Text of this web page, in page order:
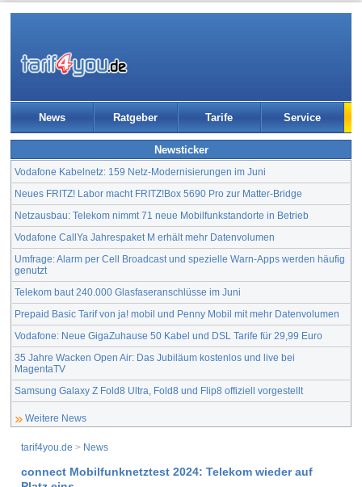
News Ratgeber Tarife Service
Newsticker
Vodafone Kabelnetz: 159 Netz-Modernisierungen im Juni
Neues FRITZ! Labor macht FRITZ!Box 5690 Pro zur Matter-Bridge
Netzausbau: Telekom nimmt 71 neue Mobilfunkstandorte in Betrieb
Vodafone CallYa Jahrespaket M erhält mehr Datenvolumen
Umfrage: Alarm per Cell Broadcast und spezielle Warn-Apps werden häufig
genutzt
Telekom baut 240.000 Glasfaseranschlüsse im Juni
Prepaid Basic Tarif von ja! mobil und Penny Mobil mit mehr Datenvolumen
Vodafone: Neue GigaZuhause 50 Kabel und DSL Tarife für 29,99 Euro
35 Jahre Wacken Open Air: Das Jubiläum kostenlos und live bei
MagentaTV
Samsung Galaxy Z Fold8 Ultra, Fold8 und Flip8 offiziell vorgestellt
Weitere News
tarif4you.de > News
connect Mobilfunknetztest 2024: Telekom wieder auf